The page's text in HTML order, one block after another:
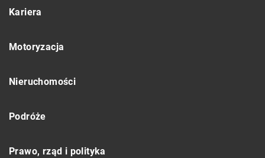
Kariera
Motoryzacja
Nieruchomości
Podróże
Prawo, rząd i polityka